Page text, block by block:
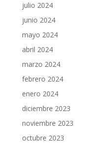
julio 2024
junio 2024
mayo 2024
abril 2024
marzo 2024
febrero 2024
enero 2024
diciembre 2023
noviembre 2023
octubre 2023